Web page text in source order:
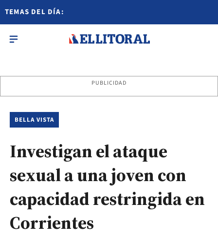
TEMAS DEL DÍA:
PUBLICIDAD
BELLA VISTA
Investigan el ataque
sexual a una joven con
capacidad restringida en
Corrientes